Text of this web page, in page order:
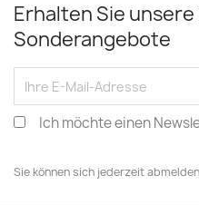
Erhalten Sie
Sonderangebote
Ich möchte einen
Sie können sich jederzeit